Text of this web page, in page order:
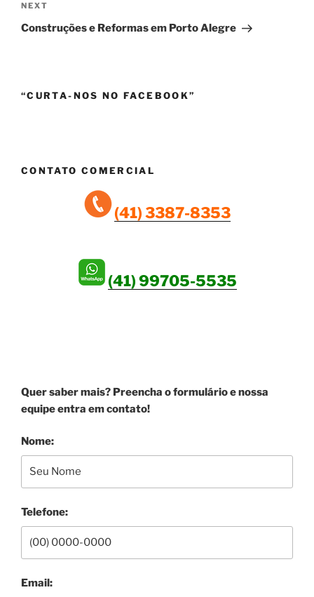
Next
Post
NEXT
Construções e Reformas em Porto Alegre
“CURTA-NOS NO FACEBOOK”
CONTATO COMERCIAL
(41) 3387-8353
(41) 99705-5535
Quer saber mais? Preencha o formulário e nossa
equipe entra em contato!
Nome:
Telefone:
Email: